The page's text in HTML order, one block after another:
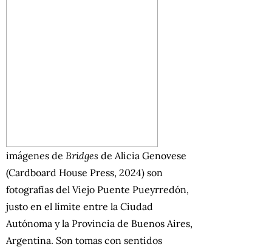
imágenes de Bridges de Alicia Genovese
(Cardboard House Press, 2024) son
fotografías del Viejo Puente Pueyrredón,
justo en el límite entre la Ciudad
Autónoma y la Provincia de Buenos Aires,
Argentina. Son tomas con sentidos